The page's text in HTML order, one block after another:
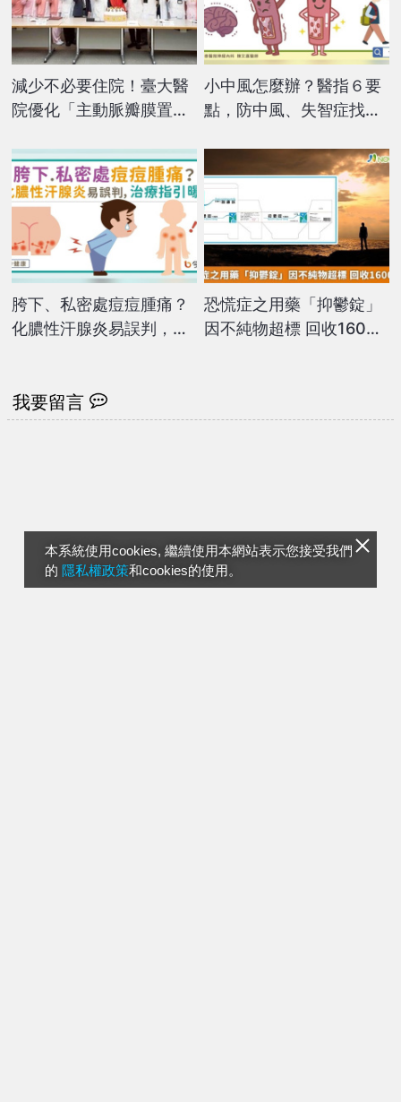
本系統使用cookies, 繼續使用本網站表示您接受我們
的 隱私權政策和cookies的使用。
減少不必要住院！臺大醫
院優化「主動脈瓣膜置
化
小中風怎麼辦？醫指６要
點，防中風、失智症找上
胯下、私密處痘痘腫痛？
化膿性汗腺炎易誤判，治
恐慌症之用藥「抑鬱錠」
因不純物超標 回收1600
我要留言